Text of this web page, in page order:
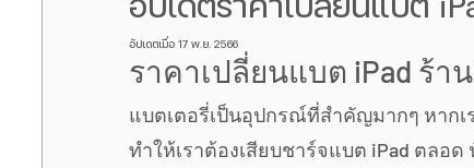
เลนส์กล้องหลัง iPhone
Galaxy Z Fold oppo find x
อัปเดตเมื่อ 17 พ.ย. 2566
ราคาเปลี่ยนแบต iPad ร้
แบตเตอรี่เป็นอุปกรณ์ที่สำคัญมากๆ หากเ
ทำให้เราต้องเสียบชาร์จแบต iPad ตลอ